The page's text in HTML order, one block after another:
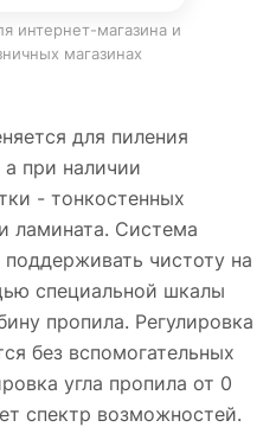
интернет-магазина и
магазинах
для пиления
а при наличии
- тонкостенных
ламината. Система
чистоту на
специальной шкалы
пропила. Регулировка
без вспомогательных
угла пропила от 0
спектр возможностей.